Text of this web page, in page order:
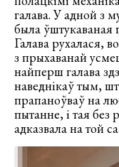
галава. У адной з
была ўштукаваная
Галава рухалася,
з прыхаванай
найперш галава
наведнікаў тым,
прапаноўваў на
пытанне, і тая без
адказвала на той